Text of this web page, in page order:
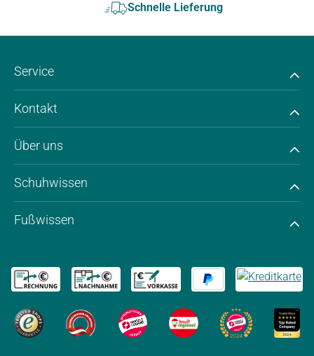
Schnelle Lieferung
Service
Kontakt
Über uns
Schuhwissen
Fußwissen